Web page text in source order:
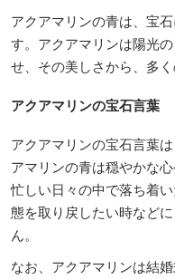
アクアマリンの青は、宝
す。アクアマリンは陽光
せ、その美しさから、多
アクアマリンの宝石言葉
アクアマリンの宝石言葉
アマリンの青は穏やかな
忙しい日々の中で落ち着
態を取り戻したい時など
ん。
なお、アクアマリンは結